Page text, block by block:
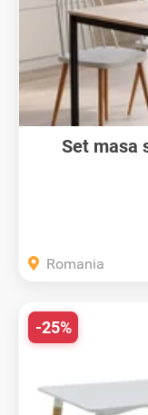
Set masa
Romania
-25%